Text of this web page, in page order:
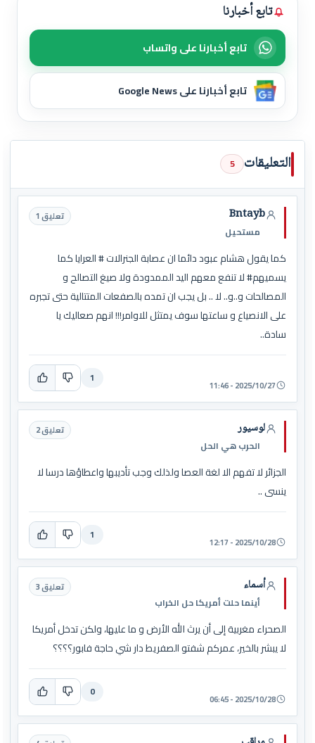
تابع أخبارنا
تابع أخبارنا على واتساب
تابع أخبارنا على Google News
التعليقات 5
Bntayb
مستحيل
تعليق 1
كما يقول هشام عبود دائما ان عصابة الجنرالات # العرايا كما
يسميهم# لا تنفع معهم اليد الممدودة ولا صيغ التصالح و
المصالحات و..و.. لا .. بل يجب ان تمده بالصفعات المتتالية حتى تجبره
على الانصياع و ساعتها سوف يمتثل للاوامر!!! انهم صعاليك يا
سادة..
2025/10/27 - 11:46
1
لوسيور
الحرب هي الحل
تعليق 2
الجزائر لا تفهم الا لغة العصا ولذلك وجب تأديبها واعطاؤها درسا لا
ينسى ..
2025/10/28 - 12:17
1
أسماء
أينما حلت أمريكا حل الخراب
تعليق 3
الصحراء مغربية إلى أن يرث الله الأرض و ما عليها، ولكن تدخل أمريكا
لا يبشر بالخير، عمركم شفتو الصفريط دار شي حاجة فابور؟؟؟؟
2025/10/28 - 06:45
0